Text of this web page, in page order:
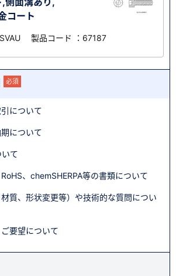
コート
製品コード ：67187
必須
について
について
て
、chemSHERPA等の書類について
質、形状変更等）や技術的な質問につい
要望について